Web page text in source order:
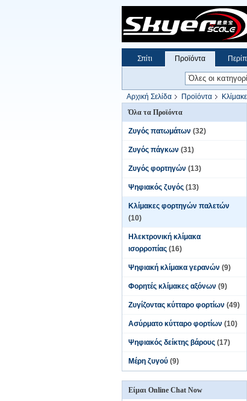
Σπίτι Προϊόντα
Αρχική Σελίδα Προϊόντα
Όλα τα Προϊόντα
Ζυγός πατωμάτων (32)
Ζυγός πάγκων (31)
Ζυγός φορτηγών (13)
Ψηφιακός ζυγός (13)
Κλίμακες φορτηγών παλετών
(10)
Ηλεκτρονική κλίμακα
ισορροπίας (16)
Ψηφιακή κλίμακα γερανών (9)
Φορητές κλίμακες αξόνων (9)
Ζυγίζοντας κύτταρο φορτίων (49)
Ασύρματο κύτταρο φορτίων (10)
Ψηφιακός δείκτης βάρους (17)
Μέρη ζυγού (9)
Είμαι Online Chat Now